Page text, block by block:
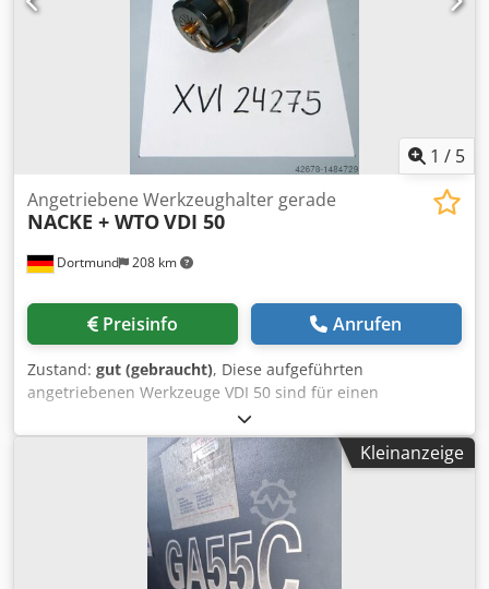
1 / 5
Dortmund 208 km
Angetriebene Werkzeughalter gerade
NACKE + WTOVDI 50
Preisinfo Anrufen
Zustand: gut (gebraucht), Diese aufgeführten
angetriebenen Werkzeuge VDI 50 sind für einen
Werkzeugwechsler Fabrikat SAUTER und befinden sich in
einem gutem Zustand sowie voll funktionsfähig, welche
auf einer CNC-Drehmaschine GILDEMEISTER CTX 600
gearbeitet haben. 6 x angetriebene Werkzeuge, gerade
Ausführung, Fabrikat NACKE + WTO, VDI 50 für
Werkzeugrevolver Fabrikat SAUTER: Artikel-Nr.: XVI 24275 1
Bohrfräswerkzeug, gerade Ausführung, Hersteller: NACKE,
VDI 50 mm, ähnlich DIN 69880, Nr. 40.5040 / 80 96 / 027.1,
Kleinanzeige